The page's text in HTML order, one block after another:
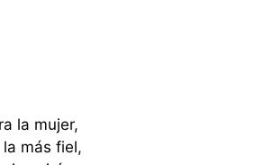
la mujer,
más fiel,